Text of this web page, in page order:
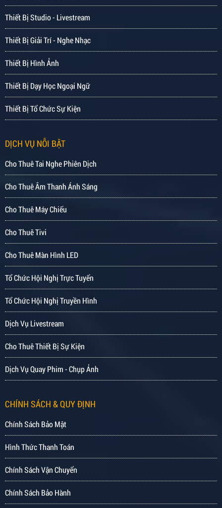
Thiết Bị Studio - Livestream
Thiết Bị Giải Trí - Nghe Nhạc
Thiết Bị Hình Ảnh
Thiết Bị Dạy Học Ngoại Ngữ
Thiết Bị Tổ Chức Sự Kiện
DỊCH VỤ NỖI BẬT
Cho Thuê Tai Nghe Phiên Dịch
Cho Thuê Âm Thanh Ánh Sáng
Cho Thuê Máy Chiếu
Cho Thuê Tivi
Cho Thuê Màn Hình LED
Tổ Chức Hội Nghị Trực Tuyến
Tổ Chức Hội Nghị Truyền Hình
Dịch Vụ Livestream
Cho Thuê Thiết Bị Sự Kiện
Dịch Vụ Quay Phim - Chụp Ảnh
CHÍNH SÁCH & QUY ĐỊNH
Chính Sách Bảo Mật
Hình Thức Thanh Toán
Chính Sách Vận Chuyển
Chính Sách Bảo Hành